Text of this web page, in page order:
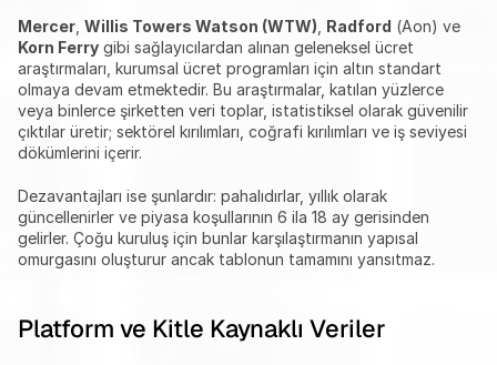
Mercer Willis Towers Watson (WTW) Radford
Korn Ferry gibi sağlayıcılardan alınan geleneksel ücret
araştırmaları, kurumsal ücret programları için altın standart
olmaya devam etmektedir. Bu araştırmalar, katılan yüzlerce
veya binlerce şirketten veri toplar, istatistiksel olarak güvenilir
çıktılar üretir; sektörel kırılımları, coğrafi kırılımları ve iş seviyesi
dökümlerini içerir.
Dezavantajları ise şunlardır: pahalıdırlar, yıllık olarak
güncellenirler ve piyasa koşullarının 6 ila 18 ay gerisinden
gelirler. Çoğu kuruluş için bunlar karşılaştırmanın yapısal
omurgasını oluşturur ancak tablonun tamamını yansıtmaz.
Platform ve Kitle Kaynaklı Veriler